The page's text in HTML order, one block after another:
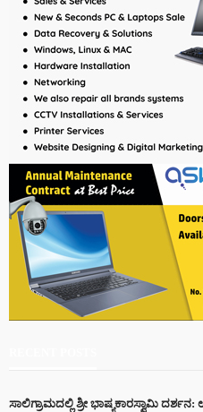
ಸಾಲಿಗ್ರಾಮದಲ್ಲಿ ಶ್ರೀ ಭಾಷ್ಯಕಾರಸ್ವಾಮಿ